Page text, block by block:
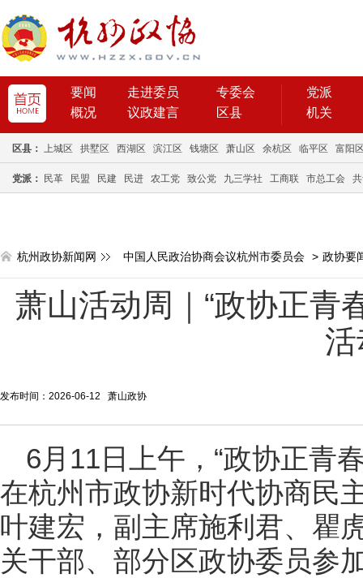
要闻 走进委员
专委会
概况
议政建言 区县
党派
机关
区县： 上城区 拱墅区 西湖区 滨江区 钱塘区 萧山区 余杭区 临平区 富阳
党派： 民革 民盟 民建 民进 农工党 致公党 九三学社 工商联 市总工会
杭州政协新闻网 中国人民政治协商会议杭州市委员会 > 政协要
萧山活动周｜“政协正青
发布时间：2026-06-12 萧山政协
6月11日上午，“政协正青
在杭州市政协新时代协商民
叶建宏，副主席施利君、瞿
关干部、部分区政协委员参